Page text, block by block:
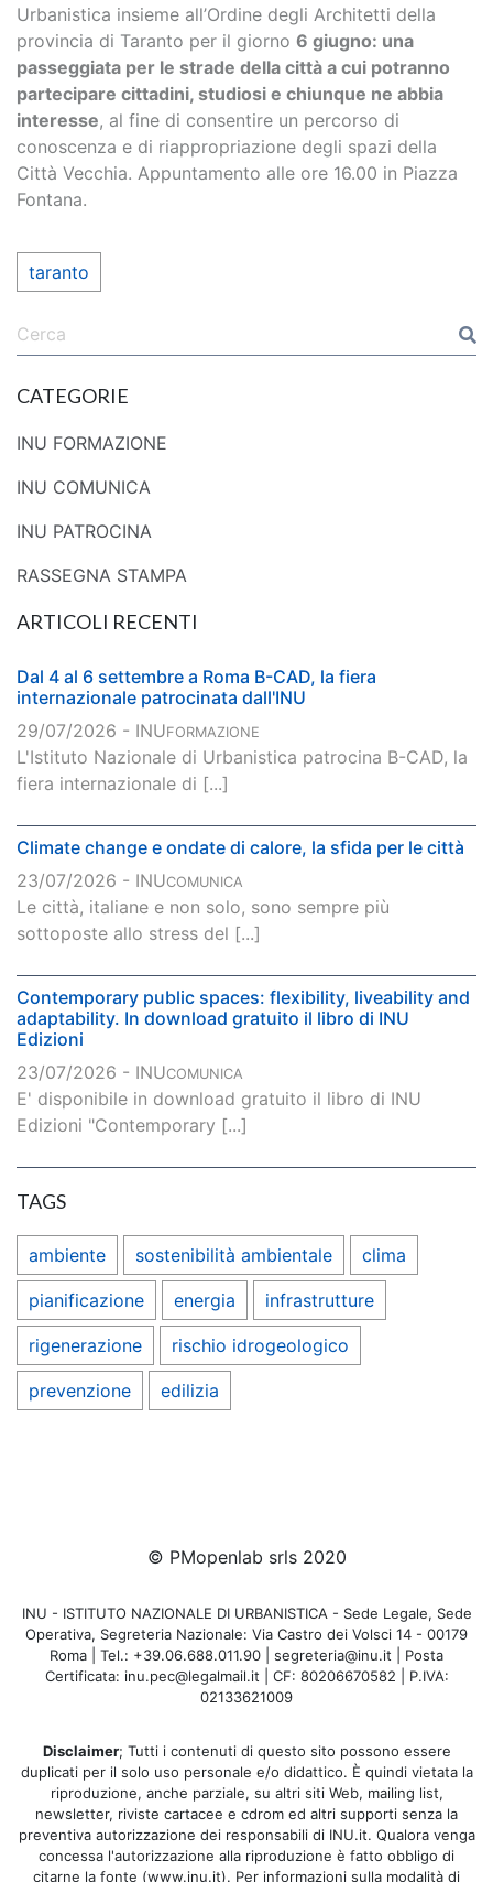
Urbanistica insieme all’Ordine degli Architetti della
provincia di Taranto per il giorno 6 giugno: una
passeggiata per le strade della città a cui potranno
partecipare cittadini, studiosi e chiunque ne abbia
interesse, al fine di consentire un percorso di
conoscenza e di riappropriazione degli spazi della
Città Vecchia. Appuntamento alle ore 16.00 in Piazza
Fontana.
taranto
CATEGORIE
INU FORMAZIONE
INU COMUNICA
INU PATROCINA
RASSEGNA STAMPA
ARTICOLI RECENTI
Dal 4 al 6 settembre a Roma B-CAD, la fiera
internazionale patrocinata dall'INU
29/07/2026 - INUFORMAZIONE
L'Istituto Nazionale di Urbanistica patrocina B-CAD, la
fiera internazionale di [...]
Climate change e ondate di calore, la sfida per le città
23/07/2026 - INUCOMUNICA
Le città, italiane e non solo, sono sempre più
sottoposte allo stress del [...]
Contemporary public spaces: flexibility, liveability and
adaptability. In download gratuito il libro di INU
Edizioni
23/07/2026 - INUCOMUNICA
E' disponibile in download gratuito il libro di INU
Edizioni "Contemporary [...]
TAGS
ambiente sostenibilità ambientale clima
pianificazione energia infrastrutture
rigenerazione rischio idrogeologico
prevenzione edilizia
© PMopenlab srls 2020
INU - ISTITUTO NAZIONALE DI URBANISTICA - Sede Legale, Sede
Operativa, Segreteria Nazionale: Via Castro dei Volsci 14 - 00179
Roma | Tel.: +39.06.688.011.90 | segreteria@inu.it | Posta
Certificata: inu.pec@legalmail.it | CF: 80206670582 | P.IVA:
02133621009
Disclaimer; Tutti i contenuti di questo sito possono essere
duplicati per il solo uso personale e/o didattico. È quindi vietata la
riproduzione, anche parziale, su altri siti Web, mailing list,
newsletter, riviste cartacee e cdrom ed altri supporti senza la
preventiva autorizzazione dei responsabili di INU.it. Qualora venga
concessa l'autorizzazione alla riproduzione è fatto obbligo di
citarne la fonte (www.inu.it). Per informazioni sulla modalità di